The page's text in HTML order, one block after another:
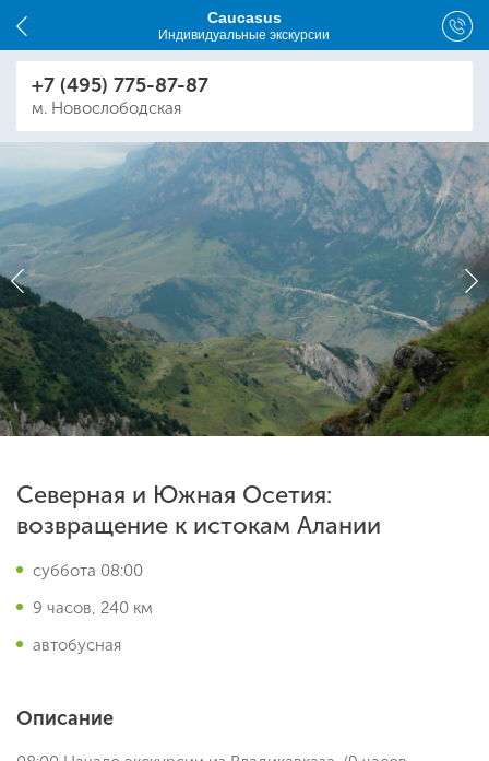
Caucasus
Индивидуальные экскурсии
+7 (495) 775-87-87
м. Новослободская
Северная и Южная Осетия:
возвращение к истокам Алании
суббота 08:00
9 часов, 240 км
автобусная
Описание